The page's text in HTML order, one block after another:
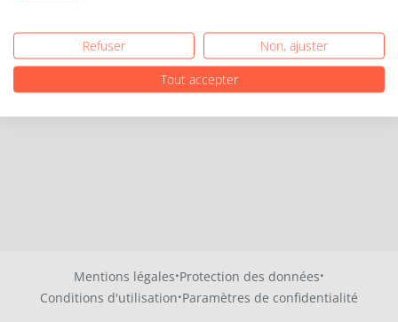
Mentions légales·Protection des données·
Conditions d'utilisation·Paramètres de confidentialité
Refuser
Non, ajuster
Tout accepter